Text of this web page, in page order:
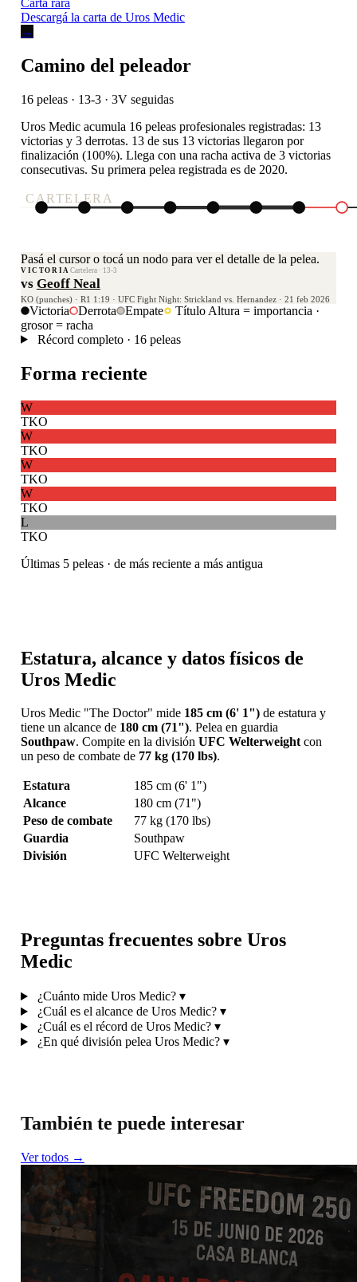
Carta rara
Descargá la carta de Uros Medic
→
Camino del peleador
16 peleas · 13-3· 3V seguidas
Uros Medic acumula 16 peleas profesionales registradas: 13
victorias y 3 derrotas. 13 de sus 13 victorias llegaron por
finalización (100%). Llega con una racha activa de 3 victorias
consecutivas. Su primera pelea registrada es de 2020.
CARTELERA
Pasá el cursor o tocá un nodo para ver el detalle de la pelea.
VICTORIA Cartelera · 13-3
vs Geoff Neal
KO (punches) · R1 1:19 · UFC Fight Night: Strickland vs. Hernandez · 21 feb 2026
Victoria Derrota Empate Título Altura = importancia ·
grosor = racha
Récord completo · 16 peleas
Forma reciente
W
TKO
W
TKO
W
TKO
W
TKO
L
TKO
Últimas 5 peleas · de más reciente a más antigua
Estatura, alcance y datos físicos de
Uros Medic
Uros Medic "The Doctor" mide 185 cm (6' 1")de estatura y
tiene un alcance de 180 cm (71"). Pelea en guardia
Southpaw. Compite en la división UFC Welterweightcon
un peso de combate de 77 kg (170 lbs).
Estatura
185 cm (6' 1")
Alcance
180 cm (71")
Peso de combate
77 kg (170 lbs)
Guardia
Southpaw
División
UFC Welterweight
Preguntas frecuentes sobre Uros
Medic
¿Cuánto mide Uros Medic? ▾
¿Cuál es el alcance de Uros Medic? ▾
¿Cuál es el récord de Uros Medic? ▾
¿En qué división pelea Uros Medic? ▾
También te puede interesar
Ver todos →